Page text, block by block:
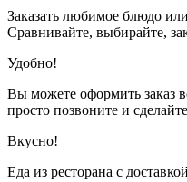
Заказать любимое блюдо
Сравнивайте, выбирайте,
Удобно!
Вы можете оформить заказ
просто позвоните и
Вкусно!
Еда из ресторана с